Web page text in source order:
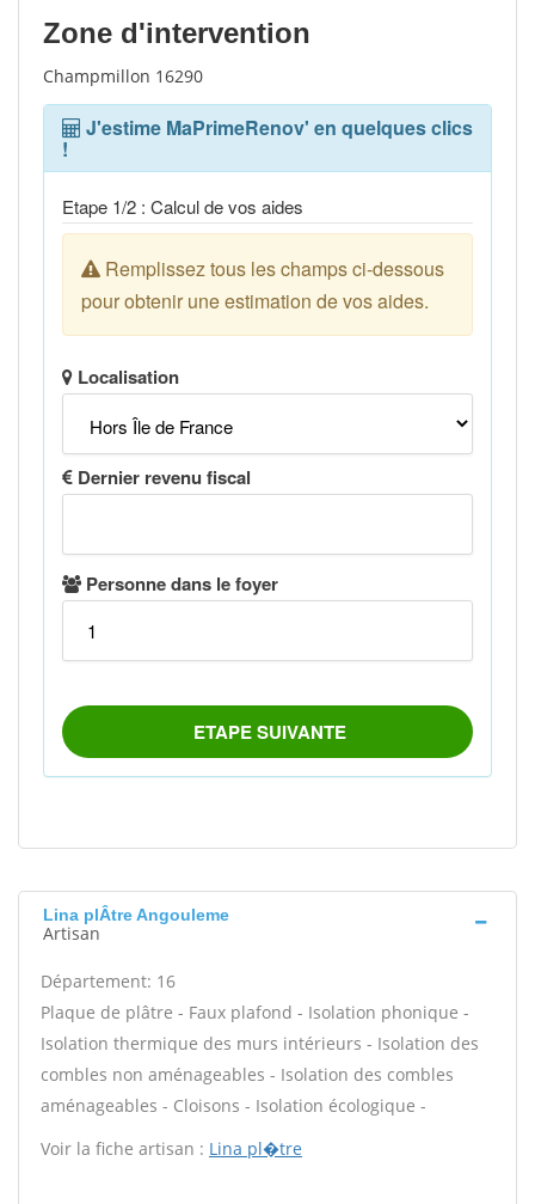
Zone d'intervention
Champmillon 16290
Lina plÂtre Angouleme
Artisan
Département: 16
Plaque de plâtre - Faux plafond - Isolation phonique -
Isolation thermique des murs intérieurs - Isolation des
combles non aménageables - Isolation des combles
aménageables - Cloisons - Isolation écologique -
Voir la fiche artisan : Lina pl�tre